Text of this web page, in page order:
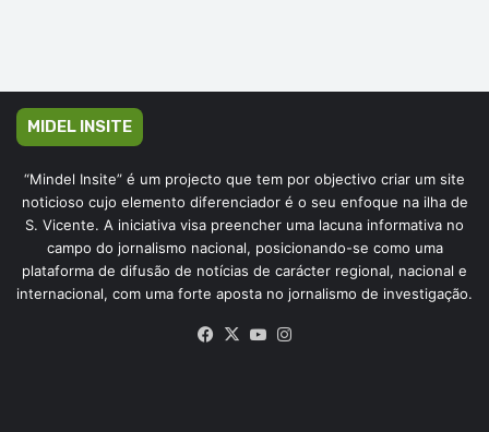
MIDEL INSITE
“Mindel Insite” é um projecto que tem por objectivo criar um site
noticioso cujo elemento diferenciador é o seu enfoque na ilha de
S. Vicente. A iniciativa visa preencher uma lacuna informativa no
campo do jornalismo nacional, posicionando-se como uma
plataforma de difusão de notícias de carácter regional, nacional e
internacional, com uma forte aposta no jornalismo de investigação.
Facebook
X YouTube